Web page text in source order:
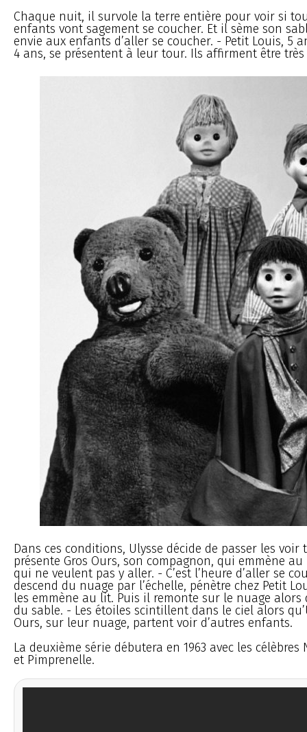
Chaque nuit, il survole la terre entière pour voir si
enfants vont sagement se coucher. Et il sème son
envie aux enfants d’aller se coucher. - Petit Louis, 5
4 ans, se présentent à leur tour. Ils affirment être très
Dans ces conditions, Ulysse décide de passer les voir
présente Gros Ours, son compagnon, qui emmène
qui ne veulent pas y aller. - C’est l’heure d’aller se
descend du nuage par l’échelle, pénètre chez Petit
les emmène au lit. Puis il remonte sur le nuage alors
du sable. - Les étoiles scintillent dans le ciel alors
Ours, sur leur nuage, partent voir d’autres enfants.
La deuxième série débutera en 1963 avec les
et Pimprenelle.